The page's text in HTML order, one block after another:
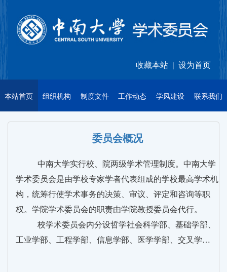
收藏本站| 设为首页
本站首页 组织机构 制度文件 工作动态 学风建设 联系我们
委员会概况
中南大学实行校、院两级学术管理制度。中南大学
学术委员会是由学校专家学者代表组成的学校最高学术机
构，统筹行使学术事务的决策、审议、评定和咨询等职
权。学院学术委员会的职责由学院教授委员会代行。
校学术委员会内分设哲学社会科学部、基础学部、
工业学部、工程学部、信息学部、医学学部、交叉学…